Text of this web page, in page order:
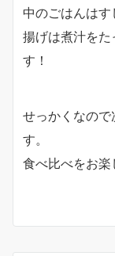
中のごはんはす
揚げは煮汁を
す！
せっかくなので
す。
食べ比べをお楽